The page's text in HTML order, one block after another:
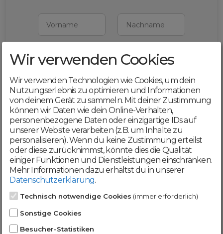
Vorname Nachname
E-Mail
Mit deiner Registrierung bestätigst du,
dass du dieAGBund
Datenschutzerklärung akzeptierst
Weiter
Werde jetzt Teil der
DomainCatcher-
Community!
Wir verwenden Cookies
Wir verwenden Technologien wie Cookies, um dein
Nutzungserlebnis zu optimieren und Informationen
von deinem Gerät zu sammeln. Mit deiner Zustimmung
können wir Daten wie dein Online-Verhalten,
personenbezogene Daten oder einzigartige IDs auf
unserer Website verarbeiten (z.B. um Inhalte zu
personalisieren). Wenn du keine Zustimmung erteilst
oder diese zurücknimmst, könnte dies die Qualität
einiger Funktionen und Dienstleistungen einschränken.
Mehr Informationen dazu erhältst du in unserer
Datenschutzerklärung.
Technisch notwendige Cookies (immer erforderlich)
Sonstige Cookies
Besucher-Statistiken